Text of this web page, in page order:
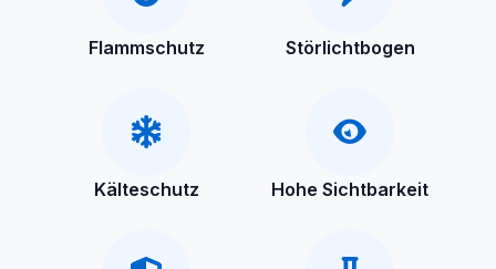
Flammschutz Störlichtbogen
Kälteschutz Hohe Sichtbarkeit